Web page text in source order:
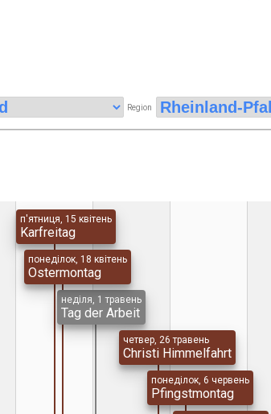
Region
п'ятниця, 15 квітень
Karfreitag
понеділок, 18 квітень
Ostermontag
неділя, 1 травень
Tag der Arbeit
четвер, 26 травень
Christi Himmelfahrt
понеділок, 6 червень
Pfingstmontag